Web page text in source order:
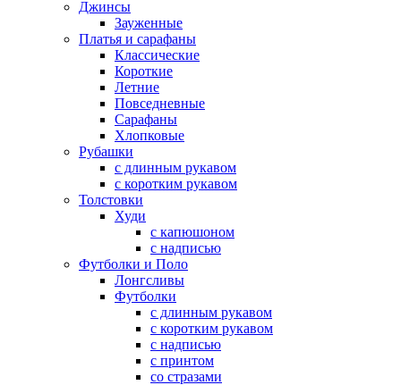
Джинсы
Зауженные
Платья и сарафаны
Классические
Короткие
Летние
Повседневные
Сарафаны
Хлопковые
Рубашки
с длинным рукавом
с коротким рукавом
Толстовки
Худи
с капюшоном
с надписью
Футболки и Поло
Лонгсливы
Футболки
с длинным рукавом
с коротким рукавом
с надписью
с принтом
со стразами